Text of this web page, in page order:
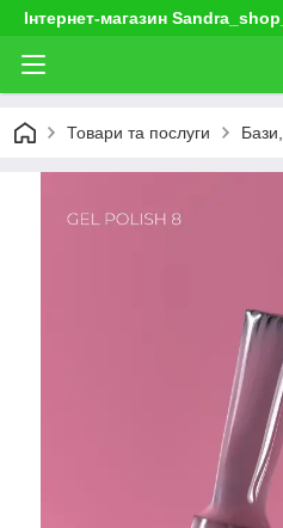
Інтернет-магазин
Товари та послуги